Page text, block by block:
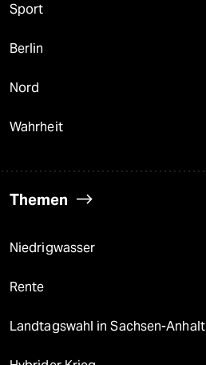
Sport
Berlin
Nord
Wahrheit
Themen
Niedrigwasser
Rente
Landtagswahl in Sachsen-Anhalt